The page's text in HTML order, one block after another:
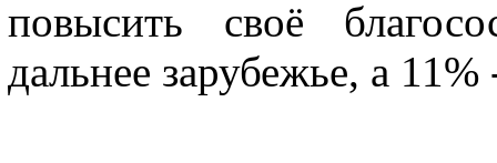
повысить своё
дальнее зарубежье, а